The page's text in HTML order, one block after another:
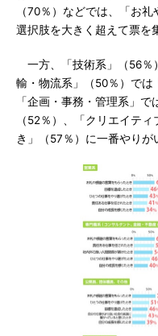
（70％）などでは、「お
選択肢を大きく超えて票を
一方、「技術系」（56％
輸・物流系」（50％）では
「企画・事務・管理系」で
（52％）、「クリエイテ
き」（57％）に一番やりが